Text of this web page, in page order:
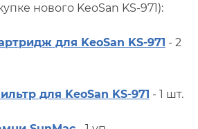
нового KeoSan KS-971):
для KeoSan KS-971 - 2
для KeoSan KS-971 - 1 шт.